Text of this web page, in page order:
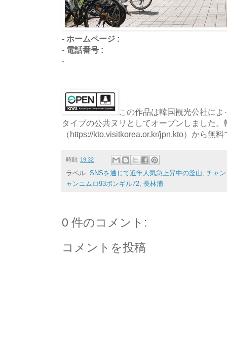
- ホームページ :
- 電話番号 :
-
この作品は韓国観光公社に
タイプの公共ヌリとしてオープンしました。
（https://kto.visitkorea.or.kr/jpn.kto）から無
時刻: 19:32
ラベル: SNSを通じて近年人気急上昇中の釜山 チャ
ャンニムロ93ボンギル72 長林浦
0 件のコメント:
コメントを投稿